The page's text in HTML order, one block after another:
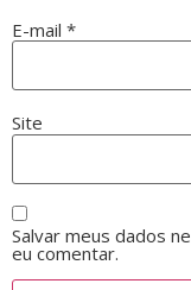
E-mail *
Site
Salvar meus dados
eu comentar.